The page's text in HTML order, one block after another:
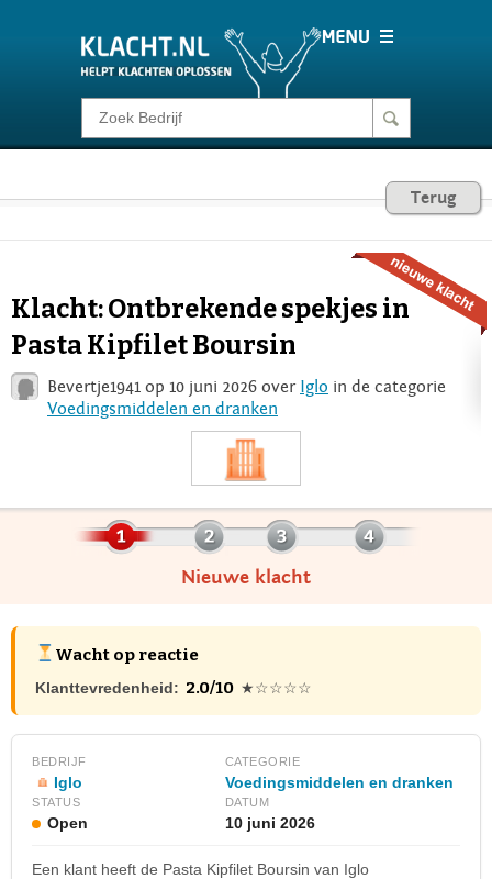
Klacht melden
Consumentenrecht
Voor Bedrijven
Login
Terug
Klacht: Ontbrekende spekjes in
Pasta Kipfilet Boursin
Bevertje1941 op 10 juni 2026 over Iglo in de categorie
Voedingsmiddelen en dranken
Nieuwe klacht
Wacht op reactie
Klanttevredenheid: 2.0/10 ★☆☆☆☆
BEDRIJF
Iglo
CATEGORIE
Voedingsmiddelen en dranken
STATUS
Open
DATUM
10 juni 2026
Een klant heeft de Pasta Kipfilet Boursin van Iglo